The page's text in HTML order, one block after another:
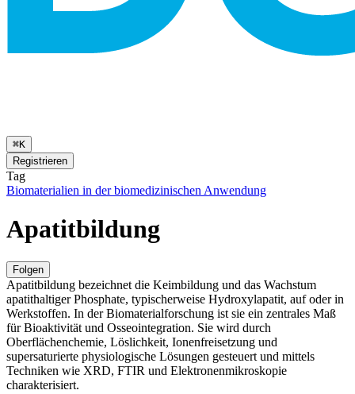
⌘K
Registrieren
Tag
Biomaterialien in der biomedizinischen Anwendung
Apatitbildung
Folgen
Apatitbildung bezeichnet die Keimbildung und das Wachstum
apatithaltiger Phosphate, typischerweise Hydroxylapatit, auf oder in
Werkstoffen. In der Biomaterialforschung ist sie ein zentrales Maß
für Bioaktivität und Osseointegration. Sie wird durch
Oberflächenchemie, Löslichkeit, Ionenfreisetzung und
supersaturierte physiologische Lösungen gesteuert und mittels
Techniken wie XRD, FTIR und Elektronenmikroskopie
charakterisiert.